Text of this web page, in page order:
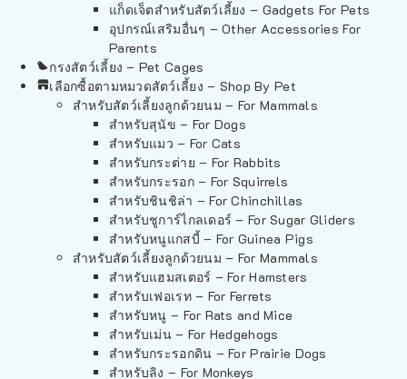
แก็ดเจ็ตสำหรับสัตว์เลี้ยง – Gadgets For Pets
อุปกรณ์เสริมอื่นๆ – Other Accessories For
Parents
กรงสัตว์เลี้ยง – Pet Cages
เลือกซื้อตามหมวดสัตว์เลี้ยง – Shop By Pet
สำหรับสัตว์เลี้ยงลูกด้วยนม – For Mammals
สำหรับสุนัข – For Dogs
สำหรับแมว – For Cats
สำหรับกระต่าย – For Rabbits
สำหรับกระรอก – For Squirrels
สำหรับชินชิล่า – For Chinchillas
สำหรับชูการ์ไกลเดอร์ – For Sugar Gliders
สำหรับหนูแกสบี้ – For Guinea Pigs
สำหรับสัตว์เลี้ยงลูกด้วยนม – For Mammals
สำหรับแฮมสเตอร์ – For Hamsters
สำหรับเฟอเรท – For Ferrets
สำหรับหนู – For Rats and Mice
สำหรับเม่น – For Hedgehogs
สำหรับกระรอกดิน – For Prairie Dogs
สำหรับลิง – For Monkeys